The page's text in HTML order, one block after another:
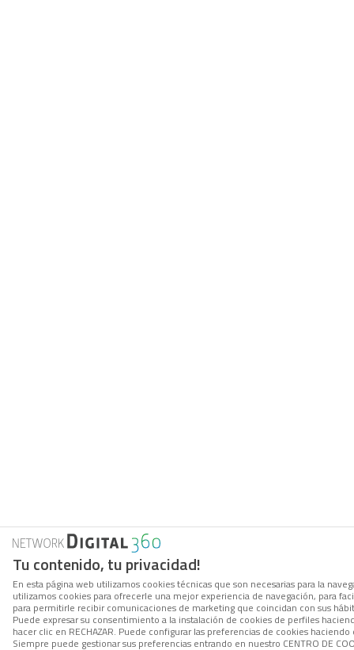
Tu contenido, tu privacidad!
En esta página web utilizamos cookies técnicas que son necesarias para la
utilizamos cookies para ofrecerle una mejor experiencia de navegación, para
para permitirle recibir comunicaciones de marketing que coincidan con sus
Puede expresar su consentimiento a la instalación de cookies de perfiles
hacer clic en RECHAZAR. Puede configurar las preferencias de cookies haciendo
Siempre puede gestionar sus preferencias entrando en nuestro CENTRO DE